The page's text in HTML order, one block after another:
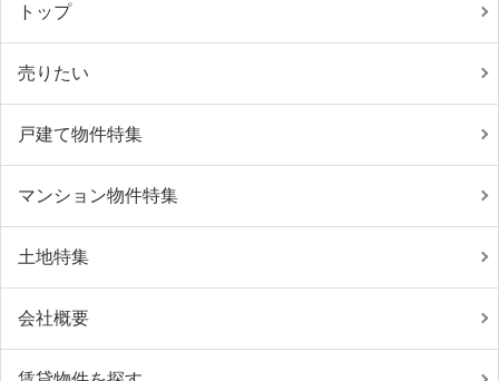
トップ
売りたい
戸建て物件特集
マンション物件特集
土地特集
会社概要